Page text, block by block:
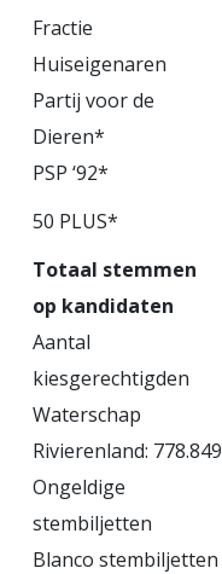
Fractie
Huiseigenaren
Partij voor de
Dieren*
PSP ‘92*
50 PLUS*
Totaal stemmen
op kandidaten
Aantal
kiesgerechtigden
Waterschap
Rivierenland: 778.849
Ongeldige
stembiljetten
Blanco stembiljetten